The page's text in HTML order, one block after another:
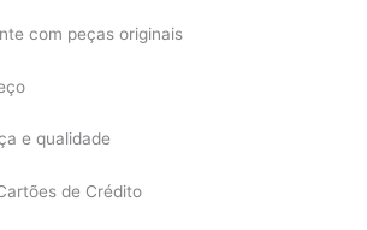
com peças originais
e qualidade
de Crédito